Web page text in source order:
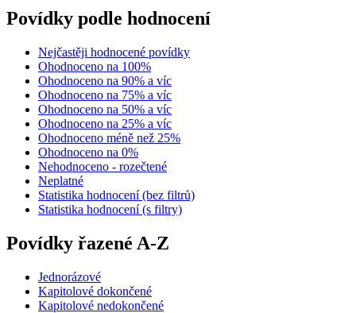
Povídky podle hodnocení
Nejčastěji hodnocené povídky
Ohodnoceno na 100%
Ohodnoceno na 90% a víc
Ohodnoceno na 75% a víc
Ohodnoceno na 50% a víc
Ohodnoceno na 25% a víc
Ohodnoceno méně než 25%
Ohodnoceno na 0%
Nehodnoceno - rozečtené
Neplatné
Statistika hodnocení (bez filtrů)
Statistika hodnocení (s filtry)
Povídky řazené A-Z
Jednorázové
Kapitolové dokončené
Kapitolové nedokončené